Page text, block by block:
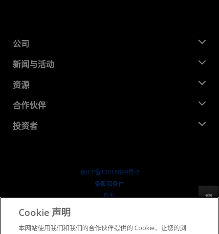
公司
关于 AMD
企业责任
就业机会
联系我们
新闻与活动
新闻中心
媒体库
资源
开发中心
成功案例
合作伙伴
AMD 合作伙伴中心
投资者
SEC 报告
京ICP备12018899号-2
​条款和条件
隐私
公开公平竞争
反馈
Cookie 声明
本网站使用我们和我们的合作伙伴提供的 Cookie，让您的浏